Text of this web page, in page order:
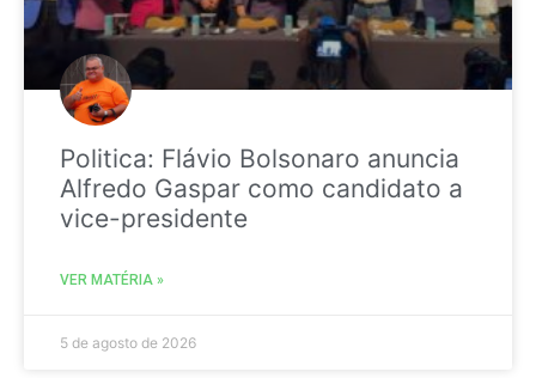
Politica: Flávio Bolsonaro anuncia
Alfredo Gaspar como candidato a
vice-presidente
VER MATÉRIA »
5 de agosto de 2026